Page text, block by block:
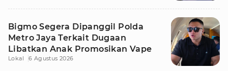
Bigmo Segera Dipanggil Polda
Metro Jaya Terkait Dugaan
Libatkan Anak Promosikan Vape
Lokal 6 Agustus 2026